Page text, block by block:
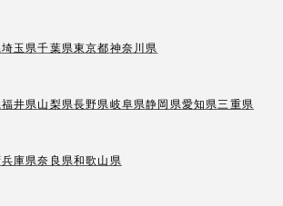
埼玉県千葉県東京都神奈川県
福井県山梨県長野県岐阜県静岡県愛知県三重県
兵庫県奈良県和歌山県